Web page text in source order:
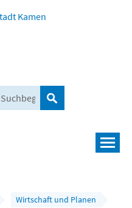
Wirtschaft und Planen